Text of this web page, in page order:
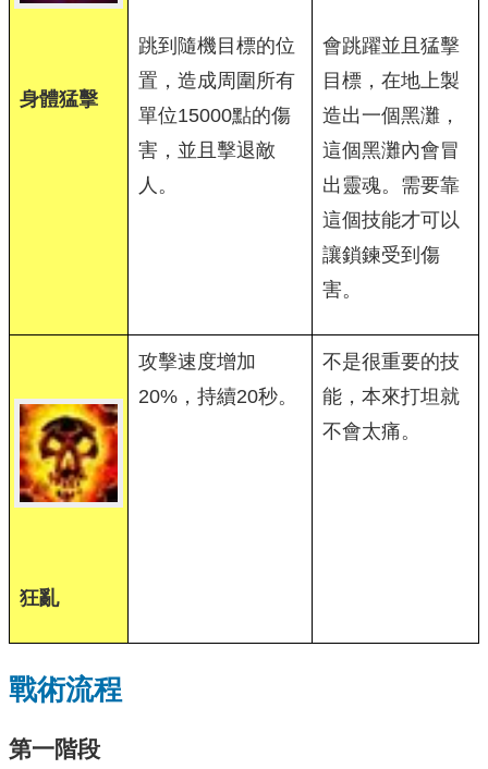
身體猛擊
跳到隨機目標的位
置，造成周圍所有
單位15000點的傷
害，並且擊退敵
人。
會跳躍並且猛擊
目標，在地上製
造出一個黑灘，
這個黑灘內會冒
出靈魂。需要靠
這個技能才可以
讓鎖鍊受到傷
害。
狂亂
攻擊速度增加
20%，持續20秒。
不是很重要的技
能，本來打坦就
不會太痛。
戰術流程
第一階段